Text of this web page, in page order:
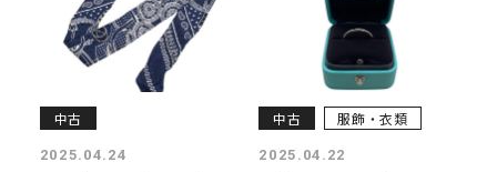
中古
2025.04.24
中古 服飾・衣類
2025.04.22